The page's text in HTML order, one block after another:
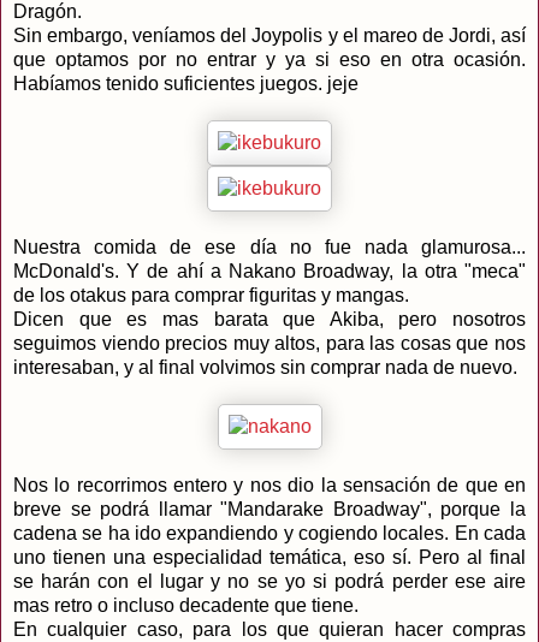
Dragón.
Sin embargo, veníamos del Joypolis y el mareo de Jordi, así
que optamos por no entrar y ya si eso en otra ocasión.
Habíamos tenido suficientes juegos. jeje
Nuestra comida de ese día no fue nada glamurosa...
McDonald's. Y de ahí a Nakano Broadway, la otra "meca"
de los otakus para comprar figuritas y mangas.
Dicen que es mas barata que Akiba, pero nosotros
seguimos viendo precios muy altos, para las cosas que nos
interesaban, y al final volvimos sin comprar nada de nuevo.
Nos lo recorrimos entero y nos dio la sensación de que en
breve se podrá llamar "Mandarake Broadway", porque la
cadena se ha ido expandiendo y cogiendo locales. En cada
uno tienen una especialidad temática, eso sí. Pero al final
se harán con el lugar y no se yo si podrá perder ese aire
mas retro o incluso decadente que tiene.
En cualquier caso, para los que quieran hacer compras